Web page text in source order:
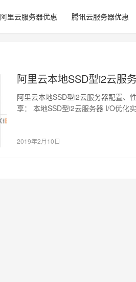
阿里云服务器优惠 腾讯云服务器优惠
阿里云本地SSD型i2云服
阿里云本地SSD型i2云服务器配置、
享： 本地SSD型i2云服务器 I/O优化
2019年2月10日